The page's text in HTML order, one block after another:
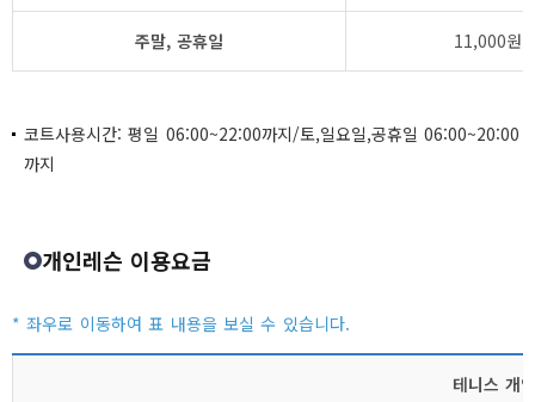
주말, 공휴일 11,000원
코트사용시간: 평일 06:00~22:00까지/토,일요일,공휴일 06:00~20:00
까지
개인레슨 이용요금
테니스 개